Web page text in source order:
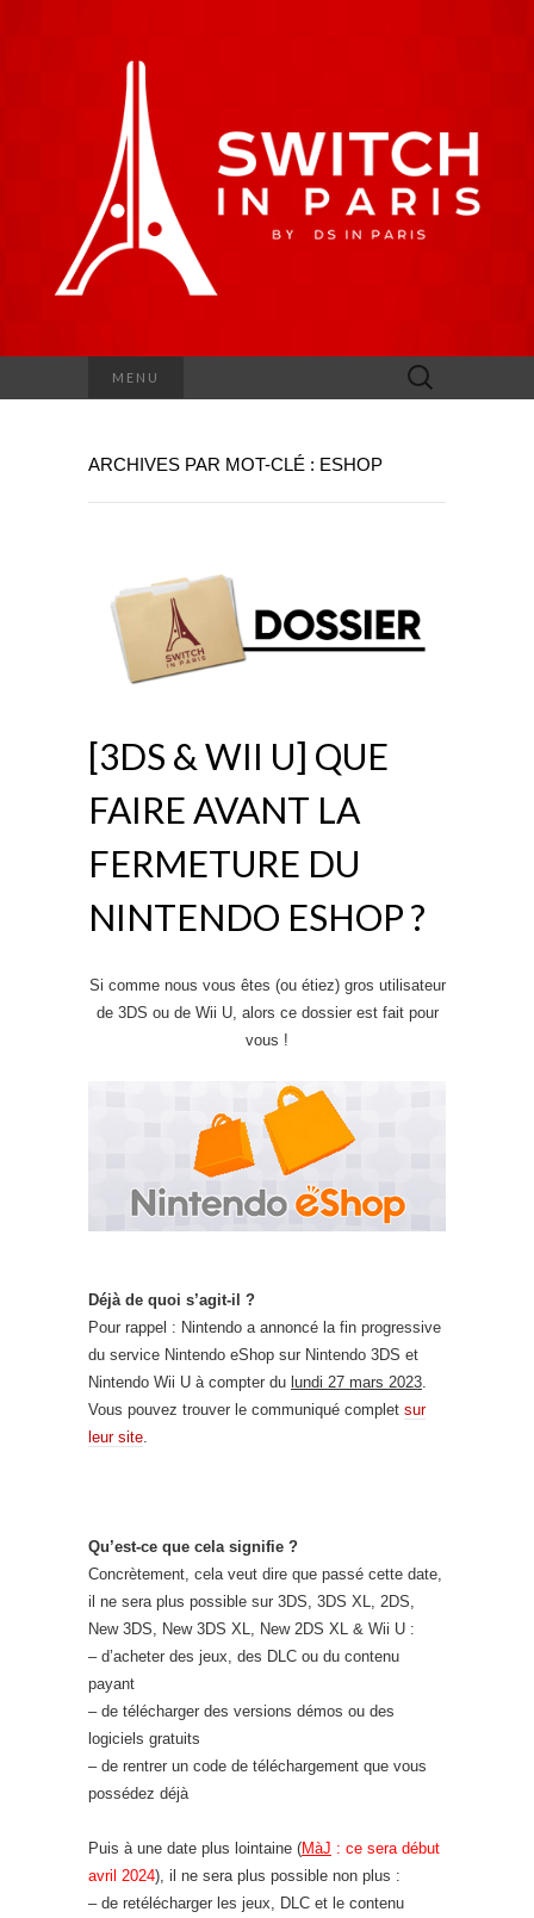
MENU Rechercher :
ARCHIVES PAR MOT-CLÉ : ESHOP
[3DS & WII U] QUE
FAIRE AVANT LA
FERMETURE DU
NINTENDO ESHOP ?
Si comme nous vous êtes (ou étiez) gros utilisateur
de 3DS ou de Wii U, alors ce dossier est fait pour
vous !
Déjà de quoi s’agit-il ?
Pour rappel : Nintendo a annoncé la fin progressive
du service Nintendo eShop sur Nintendo 3DS et
Nintendo Wii U à compter du lundi 27 mars 2023
Vous pouvez trouver le communiqué complet sur
leur site
Qu’est-ce que cela signifie ?
Concrètement, cela veut dire que passé cette date,
il ne sera plus possible sur 3DS, 3DS XL, 2DS,
New 3DS, New 3DS XL, New 2DS XL & Wii U :
– d’acheter des jeux, des DLC ou du contenu
payant
– de télécharger des versions démos ou des
logiciels gratuits
– de rentrer un code de téléchargement que vous
possédez déjà
Puis à une date plus lointaine (MàJ : ce sera début
avril 2024), il ne sera plus possible non plus :
– de retélécharger les jeux, DLC et le contenu